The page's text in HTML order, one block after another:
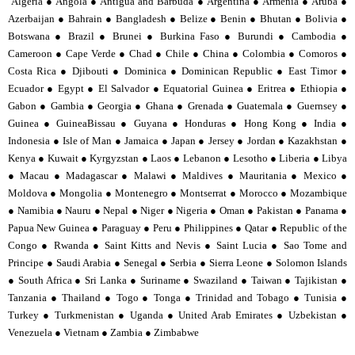
Azerbaijan ● Bahrain ● Bangladesh ● Belize ● Benin ● Bhutan ● Bolivia ●
Botswana ● Brazil ● Brunei ● Burkina Faso ● Burundi ● Cambodia ●
Cameroon ● Cape Verde ● Chad ● Chile ● China ● Colombia ● Comoros ●
Costa Rica ● Djibouti ● Dominica ● Dominican Republic ● East Timor ●
Ecuador ● Egypt ● El Salvador ● Equatorial Guinea ● Eritrea ● Ethiopia ●
Gabon ● Gambia ● Georgia ● Ghana ● Grenada ● Guatemala ● Guernsey ●
Guinea ● GuineaBissau ● Guyana ● Honduras ● Hong Kong ● India ●
Indonesia ● Isle of Man ● Jamaica ● Japan ● Jersey ● Jordan ● Kazakhstan ●
Kenya ● Kuwait ● Kyrgyzstan ● Laos ● Lebanon ● Lesotho ● Liberia ● Libya
● Macau ● Madagascar ● Malawi ● Maldives ● Mauritania ● Mexico ●
Moldova ● Mongolia ● Montenegro ● Montserrat ● Morocco ● Mozambique
● Namibia ● Nauru ● Nepal ● Niger ● Nigeria ● Oman ● Pakistan ● Panama ●
Papua New Guinea ● Paraguay ● Peru ● Philippines ● Qatar ● Republic of the
Congo ● Rwanda ● Saint Kitts and Nevis ● Saint Lucia ● Sao Tome and
Principe ● Saudi Arabia ● Senegal ● Serbia ● Sierra Leone ● Solomon Islands
● South Africa ● Sri Lanka ● Suriname ● Swaziland ● Taiwan ● Tajikistan ●
Tanzania ● Thailand ● Togo ● Tonga ● Trinidad and Tobago ● Tunisia ●
Turkey ● Turkmenistan ● Uganda ● United Arab Emirates ● Uzbekistan ●
Venezuela ● Vietnam ● Zambia ● Zimbabwe